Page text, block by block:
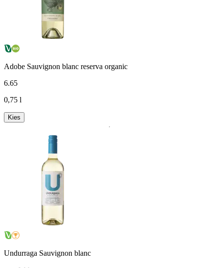
Adobe Sauvignon blanc reserva organic
6.65
0,75 l
Kies
Undurraga Sauvignon blanc